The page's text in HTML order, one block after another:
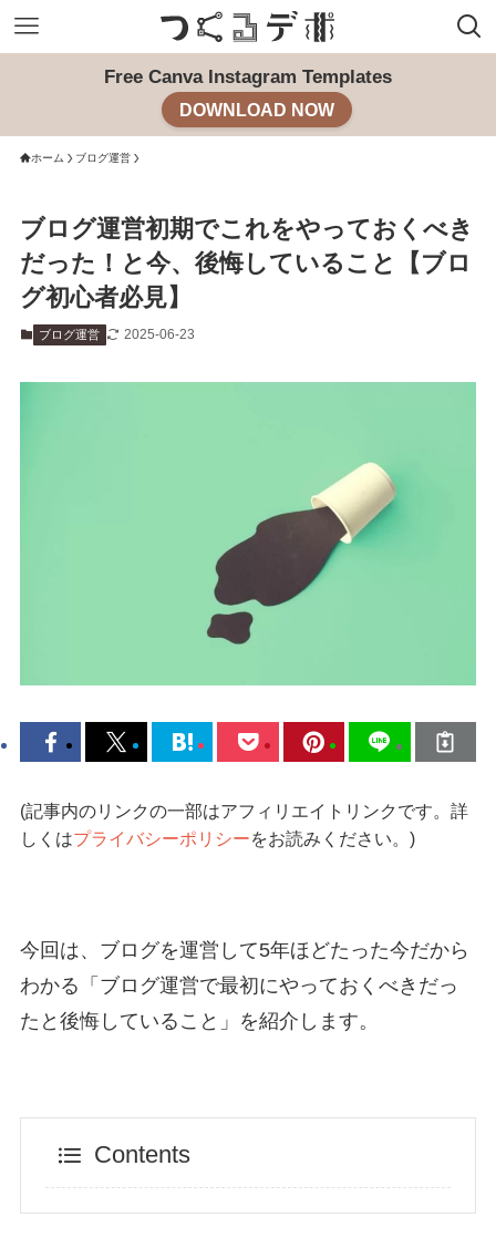
Free Canva Instagram Templates
DOWNLOAD NOW
ホーム ブログ運営
ブログ運営初期でこれをやっておくべき
だった！と今、後悔していること【ブロ
グ初心者必見】
ブログ運営 2025-06-23
(記事内のリンクの一部はアフィリエイトリンクです。詳
しくはプライバシーポリシーをお読みください。)
今回は、ブログを運営して5年ほどたった今だから
わかる「ブログ運営で最初にやっておくべきだっ
たと後悔していること」を紹介します。
Contents